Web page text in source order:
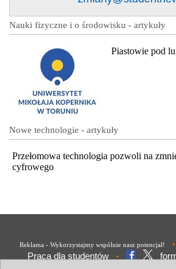
Nauki fizyczne i o środowisku - artykuły
Piastowie pod
Nowe technologie - artykuły
Przełomowa technologia pozwoli na
cyfrowego
Reklama - Wykorzystajmy wspólnie nasz potencjał! •
Praca dla studentów •